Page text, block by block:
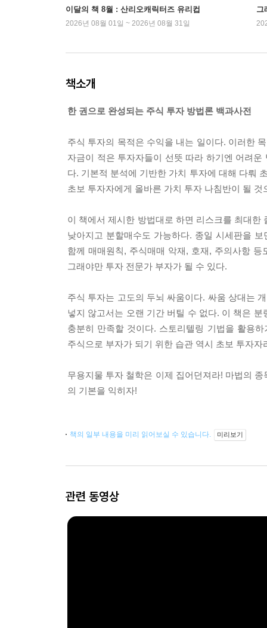
이달의 책 8월 : 산리오캐릭터즈 유리컵
2026년 08월 01일 ~ 2026년 08월 31일
그
책소개
한 권으로 완성되는 주식 투자 방법론 백과사전
주식 투자의 목적은 수익을 내는 일이다. 이러한
자금이 적은 투자자들이 선뜻 따라 하기엔 어려
다. 기본적 분석에 기반한 가치 투자에 대해 다뤄
초보 투자자에게 올바른 가치 투자 나침반이 될 것
이 책에서 제시한 방법대로 하면 리스크를 최대
낮아지고 분할매수도 가능하다. 종일 시세판을
함께 매매원칙, 주식매매 악재, 호재, 주의사항
그래야만 투자 전문가 부자가 될 수 있다.
주식 투자는 고도의 두뇌 싸움이다. 싸움 상대는
넣지 않고서는 오랜 기간 버틸 수 없다. 이 책은
충분히 만족할 것이다. 스토리텔링 기법을 활용
주식으로 부자가 되기 위한 습관 역시 초보 투자
무용지물 투자 철학은 이제 집어던져라! 마법의
의 기본을 익히자!
책의 일부 내용을 미리 읽어보실 수 있습니다. 미리보기
관련 동영상